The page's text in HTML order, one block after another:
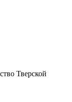
Тверской